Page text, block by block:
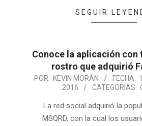
SEGUIR
Conoce la aplicación con
rostro que adquirió
POR: KEVIN MORÁN FECHA:
2016
CATEGORÍAS:
La red social adquirió la
MSQRD, con la cual los